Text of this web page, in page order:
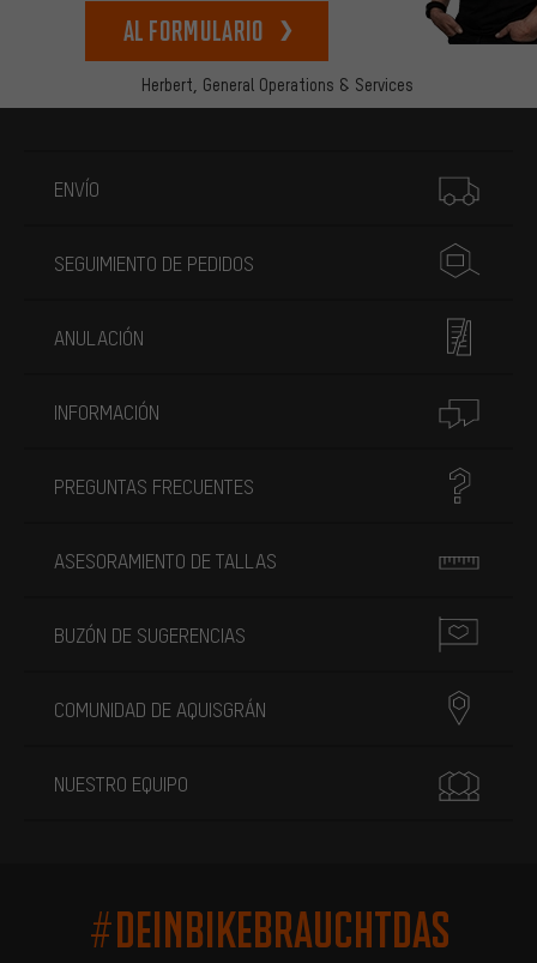
Herbert, General Operations & Services
Al formulario
ENVÍO
SEGUIMIENTO DE PEDIDOS
ANULACIÓN
INFORMACIÓN
PREGUNTAS FRECUENTES
ASESORAMIENTO DE TALLAS
BUZÓN DE SUGERENCIAS
COMUNIDAD DE AQUISGRÁN
NUESTRO EQUIPO
#DEINBIKEBRAUCHTDAS